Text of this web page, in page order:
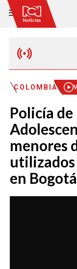
COLOMBIA
Policía
menores
en Bogotá